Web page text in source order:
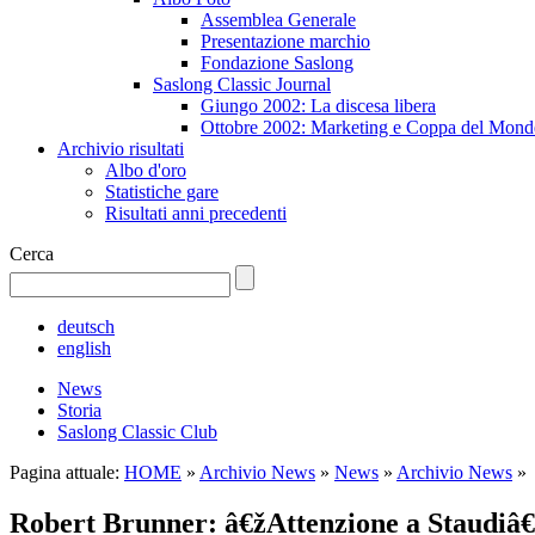
Assemblea Generale
Presentazione marchio
Fondazione Saslong
Saslong Classic Journal
Giungo 2002: La discesa libera
Ottobre 2002: Marketing e Coppa del
Archivio risultati
Albo d'oro
Statistiche gare
Risultati anni precedenti
Cerca
deutsch
english
News
Storia
Saslong Classic Club
Pagina attuale: HOME » Archivio News » News » Archivio News »
Robert Brunner: â€žAttenzione a